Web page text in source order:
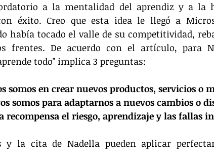
a la mentalidad del aprendiz y a la
éxito. Creo que esta idea le llegó a
había tocado el valle de su competitividad,
frentes. De acuerdo con el artículo, para
todo" implica 3 preguntas:
somos en crear nuevos productos, servicios o
somos para adaptarnos a nuevos cambios o
recompensa el riesgo, aprendizaje y las fallas
y la cita de Nadella pueden aplicar